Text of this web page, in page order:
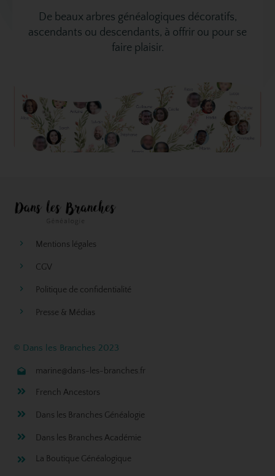
De beaux arbres généalogiques décoratifs,
ascendants ou descendants, à offrir ou pour se
faire plaisir.
Mentions légales
CGV
Politique de confidentialité
Presse & Médias
© Dans les Branches 2023
marine@dans-les-branches.fr
French Ancestors
Dans les Branches Généalogie
Dans les Branches Académie
La Boutique Généalogique